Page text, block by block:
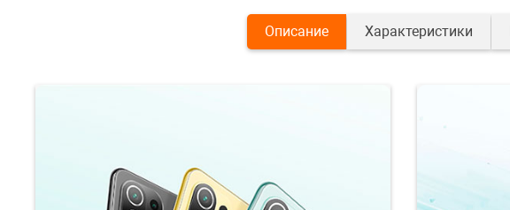
Описание Характеристики